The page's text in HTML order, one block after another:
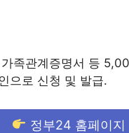
족관계증명서 등
으로 신청 및 발급.
정부24 홈페이지